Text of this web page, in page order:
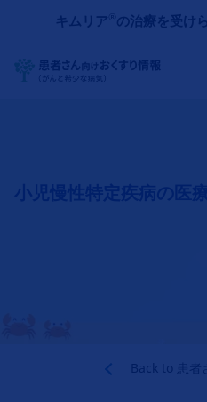
キムリア ® の治療を受け
Site Logo
小児慢性特定疾病の医
Back to 患者